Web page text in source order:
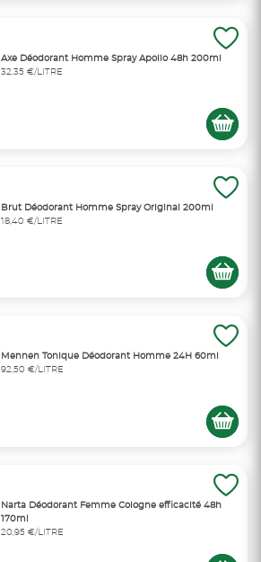
Axe Déodorant Homme Spray Apollo 48h 200ml
32,35 €/LITRE
Brut Déodorant Homme Spray Original 200ml
18,40 €/LITRE
Mennen Tonique Déodorant Homme 24H 60ml
92,50 €/LITRE
Narta Déodorant Femme Cologne efficacité 48h
170ml
20,95 €/LITRE